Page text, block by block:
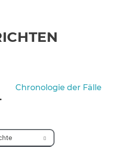
Chronologie der Fälle